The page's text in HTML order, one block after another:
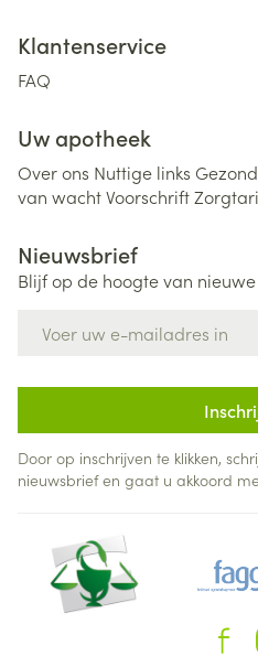
Klantenservice
FAQ
Uw apotheek
Over ons Nuttige links
van wachtVoorschrift
Nieuwsbrief
Blijf op de hoogte van
Door op inschrijven te klikken,
nieuwsbrief en gaat u akkoord